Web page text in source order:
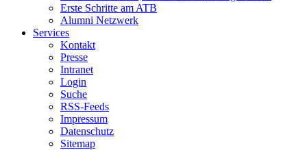
Erste Schritte am ATB
Alumni Netzwerk
Services
Kontakt
Presse
Intranet
Login
Suche
RSS-Feeds
Impressum
Datenschutz
Sitemap